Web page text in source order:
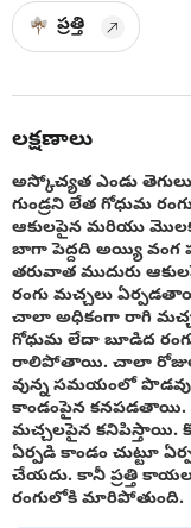
ప్రత్తి
లక్షణాలు
అస్కోచ్యత ఎండు
గుండ్రని లేత గోధుమ
ఆకులపైన మరియు
బాగా పెద్దది అయ్యి వంగ
తరువాత ముదురు
రంగు మచ్చలు
చాలా అధికంగా రాగి
గోధుమ లేదా బూడిద
రాలిపోతాయి. చాలా రోజుల
వున్న సమయంలో
కాండంపైన కనపడతాయి.
మచ్చలపైన కనిపిస్తాయి.
ఏర్పడి కాండం చుట్టూ
చేయదు. కానీ ప్రత్తి
రంగులోకి మారిపోతుంది.